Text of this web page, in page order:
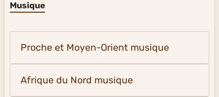
Musique
Proche et Moyen-Orient musique
Afrique du Nord musique